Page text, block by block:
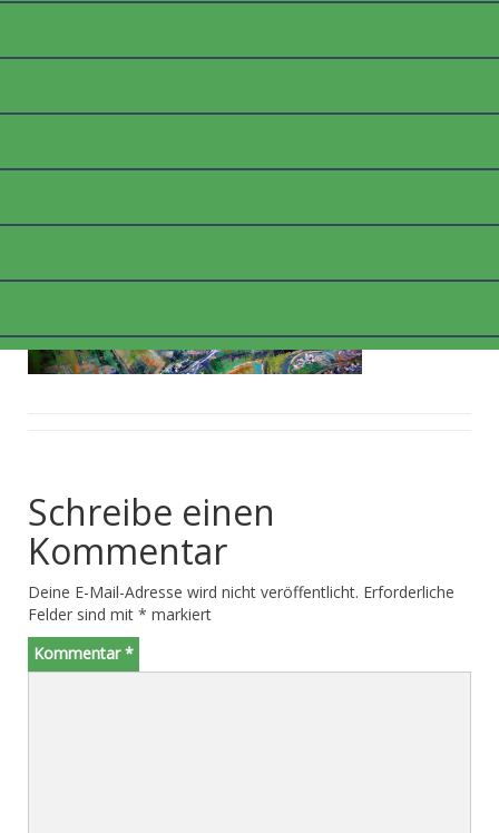
B_BOPPARDRHEINSCHLEI
Schreibe einen
Kommentar
Deine E-Mail-Adresse wird nicht veröffentlicht. Erforderliche
Felder sind mit * markiert
Kommentar*